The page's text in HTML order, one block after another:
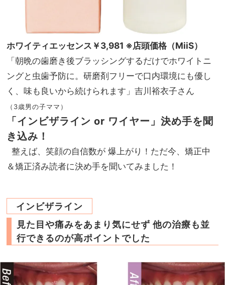
ホワイティエッセンス￥3,981 ※店頭価格（MiiS）
「朝晩の歯磨き後ブラッシングするだけでホワイトニ
ングと虫歯予防に。研磨剤フリーで口内環境にも優し
く、味も良いから続けられます」吉川裕衣子さん
（3歳男の子ママ）
「インビザライン or ワイヤー」決め手を聞
き込み！
整えば、笑顔の自信数が 爆上がり！ただ今、矯正中
＆矯正済み読者に決め手を聞いてみました！
インビザライン
見た目や痛みをあまり気にせず 他の治療も並
行できるのが高ポイントでした